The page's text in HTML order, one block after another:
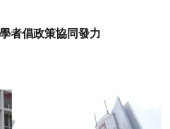
者倡政策協同發力